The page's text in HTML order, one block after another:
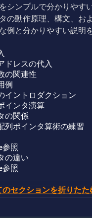
シンプルで分かりやす
の動作原理、構文、お
例と分かりやすい説明
ドレスの代入
の関連性
例
イントロダクション
インタ演算
の関係
列ポインタ算術の練習
参照
の違い
参照
セクションを折りたた